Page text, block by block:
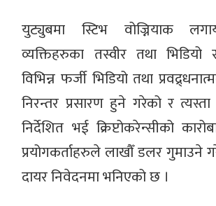
युट्युबमा स्टिभ वोज्नियाक
व्यक्तिहरुका तस्वीर तथा भिडियो
विभिन्न फर्जी भिडियो तथा
निरन्तर प्रसारण हुने गरेको र त्यस्ता
निर्देशित भई क्रिप्टोकरेन्सीको
प्रयोगकर्ताहरुले लाखौँ डलर गुमाउने
दायर निवेदनमा भनिएको छ ।